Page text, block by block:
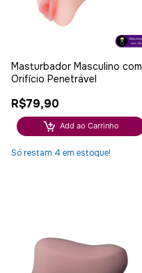
Masturbador Masculino com
Orifício Penetrável
R$79,90
Add ao Carrinho
Só restam 4 em estoque!